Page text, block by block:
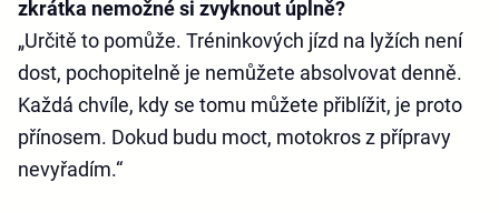
zkrátka nemožné si zvyknout úplně?
„Určitě to pomůže. Tréninkových jízd na lyžích není
dost, pochopitelně je nemůžete absolvovat denně.
Každá chvíle, kdy se tomu můžete přiblížit, je proto
přínosem. Dokud budu moct, motokros z přípravy
nevyřadím.“